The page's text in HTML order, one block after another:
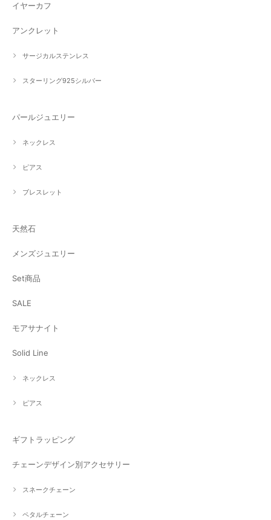
イヤーカフ
アンクレット
サージカルステンレス
スターリング925シルバー
パールジュエリー
ネックレス
ピアス
ブレスレット
天然石
メンズジュエリー
Set商品
SALE
モアサナイト
Solid Line
ネックレス
ピアス
ギフトラッピング
チェーンデザイン別アクセサリー
スネークチェーン
ペタルチェーン